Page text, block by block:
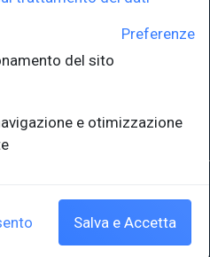
- P.E.C.: ateneo@pec.units.it
Preferenze
del sito
e otimizzazione
Salva e Accetta